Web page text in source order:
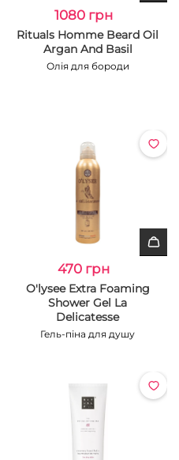
1080 грн
Rituals Homme Beard Oil
Argan And Basil
Олія для бороди
470 грн
O'lysee Extra Foaming
Shower Gel La
Delicatesse
Гель-піна для душу